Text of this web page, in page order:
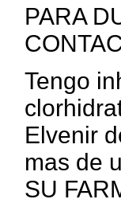
PARA
Tengo
Elvenir
mas de
SU